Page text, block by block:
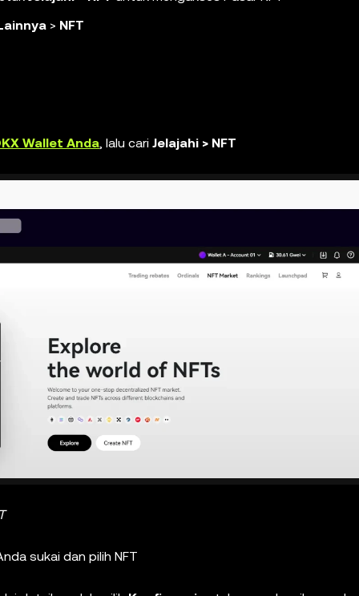
> NFT
Wallet Anda, lalu cari Jelajahi > NFT
sukai dan pilih NFT